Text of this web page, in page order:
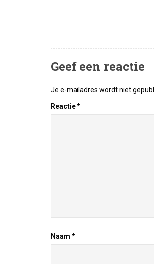
Geef een reactie
Je e-mailadres wordt niet
Reactie*
Naam *